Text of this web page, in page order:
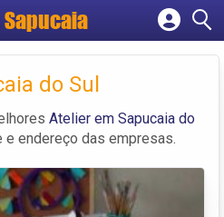
Cadastrar empresa
Criar conta
do Sul
Atelier em Sapucaia do
endereço das empresas.